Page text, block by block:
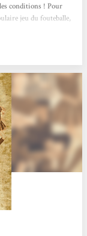
conditions ! Pour
jeu du fouteballe,
travailleurs des